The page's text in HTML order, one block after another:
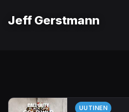
Jeff Gerstmann
UUTINEN